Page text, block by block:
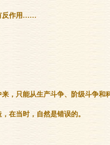
反作用……
，只能从生产斗争、阶级斗争和
在当时，自然是错误的。